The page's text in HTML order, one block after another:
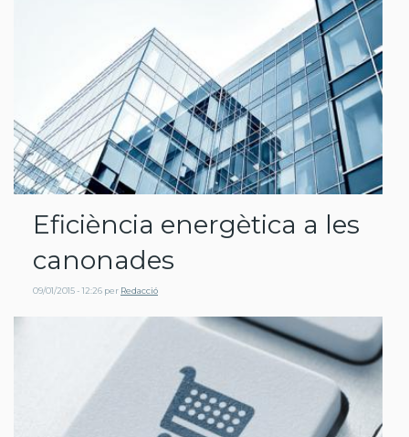
Eficiència energètica a les
canonades
09/01/2015 - 12:26 per Redacció